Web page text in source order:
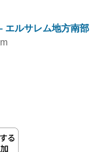
エルサレム地方南部